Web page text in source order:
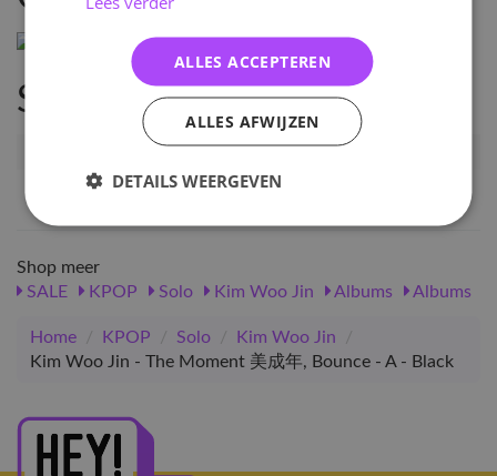
Specificaties
114538
EAN nummer
8809704426312
Shop meer
SALE
KPOP Solo Kim Woo Jin Albums Albums
Home / KPOP / Solo / Kim Woo Jin
/
Kim Woo Jin - The Moment 美成年, Bounce - A - Black
ALLES ACCEPTEREN
ALLES AFWIJZEN
DETAILS WEERGEVEN